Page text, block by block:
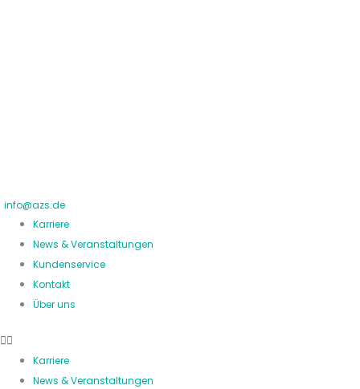
info@azs.de
Karriere
News & Veranstaltungen
Kundenservice
Kontakt
Über uns
Karriere
News & Veranstaltungen